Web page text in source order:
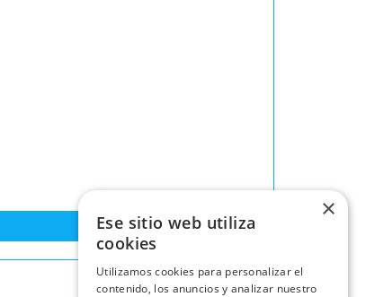
×
Ese sitio web utiliza
cookies
Utilizamos cookies para personalizar el
contenido, los anuncios y analizar nuestro